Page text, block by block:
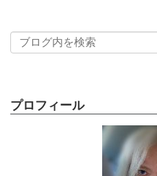
プロフィール